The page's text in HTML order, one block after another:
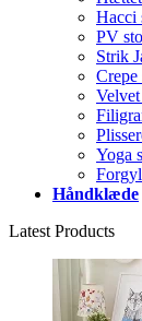
Hacci
PV
Strik
Crepe
Yoga
Håndklæde
Latest Products